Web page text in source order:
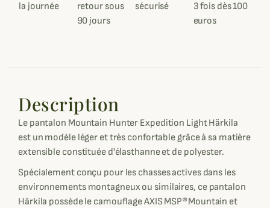
la journée
retour sous
90 jours
sécurisé
3 fois dès 100
euros
Description
Le pantalon Mountain Hunter Expedition Light Härkila
est un modèle léger et très confortable grâce à sa matière
extensible constituée d'élasthanne et de polyester.
Spécialement conçu pour les chasses actives dans les
environnements montagneux ou similaires, ce pantalon
Härkila possède le camouflage AXIS MSP®Mountain et